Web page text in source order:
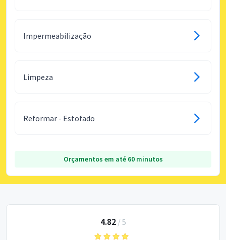
Impermeabilização
Limpeza
Reformar - Estofado
Orçamentos em até 60 minutos
4.82/ 5